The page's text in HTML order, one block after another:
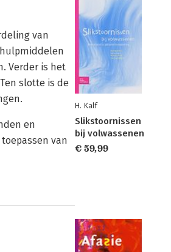
van
Verder is het
slotte is de
en
van
H. Kalf
Slikstoornissen
bij volwassenen
€ 59,99